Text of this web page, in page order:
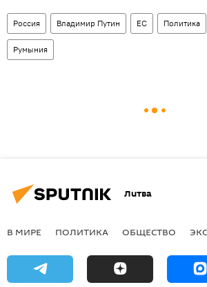
Россия Владимир Путин ЕС Политика
Румыния
Литва
В МИРЕ ПОЛИТИКА ОБЩЕСТВО